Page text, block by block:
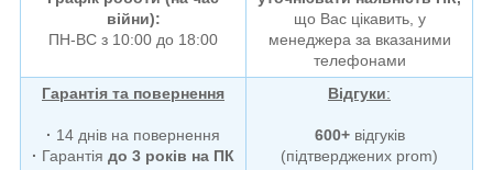
війни):
ПН-ВС з 10:00 до 18:00
що Вас цікавить, у
менеджера за вказаними
телефонами
Гарантія та повернення
· 14 днів на повернення
· Гарантія до 3 років на ПК
Відгуки:
600+ відгуків
(підтверджених prom)